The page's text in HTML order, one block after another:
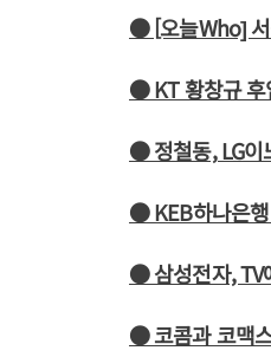
● [오늘Who] 서
● KT 황창규 후
● 정철동, LG이
● KEB하나은행
● 삼성전자, TV
● 코콤과 코맥